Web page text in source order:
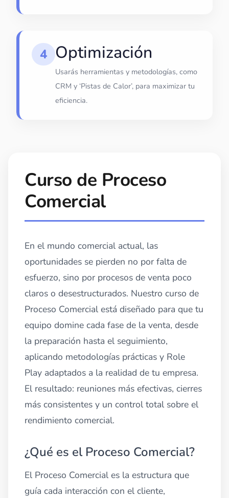
4 Optimización
Usarás herramientas y metodologías, como
CRM y ‘Pistas de Calor’, para maximizar tu
eficiencia.
Curso de Proceso
Comercial
En el mundo comercial actual, las
oportunidades se pierden no por falta de
esfuerzo, sino por procesos de venta poco
claros o desestructurados. Nuestro curso de
Proceso Comercial está diseñado para que tu
equipo domine cada fase de la venta, desde
la preparación hasta el seguimiento,
aplicando metodologías prácticas y Role
Play adaptados a la realidad de tu empresa.
El resultado: reuniones más efectivas, cierres
más consistentes y un control total sobre el
rendimiento comercial.
¿Qué es el Proceso Comercial?
El Proceso Comercial es la estructura que
guía cada interacción con el cliente,